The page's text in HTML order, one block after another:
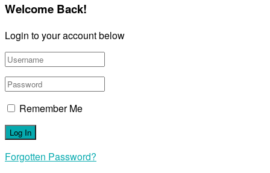
Welcome Back!
Login to your account below
Remember Me
Forgotten Password?